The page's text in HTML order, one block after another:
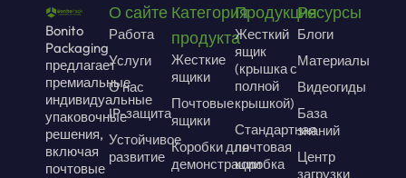
Bonito
Packaging
предлагает
премиальные
индивидуальные
упаковочные
решения,
включая
почтовые
О сайте
Работа
Услуги
О нас
IP-защита
Устойчивое
развитие
Категория
продукта
Жесткие
ящики
Почтовые
ящики
Коробки для
демонстрации
Продукция
Жесткий
ящик
(крышка с
полной
крышкой)
Стандартная
почтовая
коробка
Ресурсы
Блоги
Материалы
Видеогиды
База
знаний
Центр
загрузки